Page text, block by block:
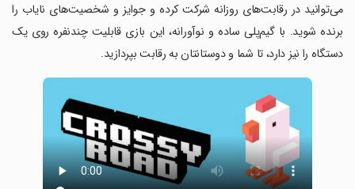
می‌توانید در رقابت‌های روزانه شرکت کرده و جوایز و شخصیت‌های نایاب را
برنده شوید. با گیم‌پلی ساده و نوآورانه، این بازی قابلیت چندنفره روی یک
دستگاه را نیز دارد، تا شما و دوستانتان به رقابت بپردازید.